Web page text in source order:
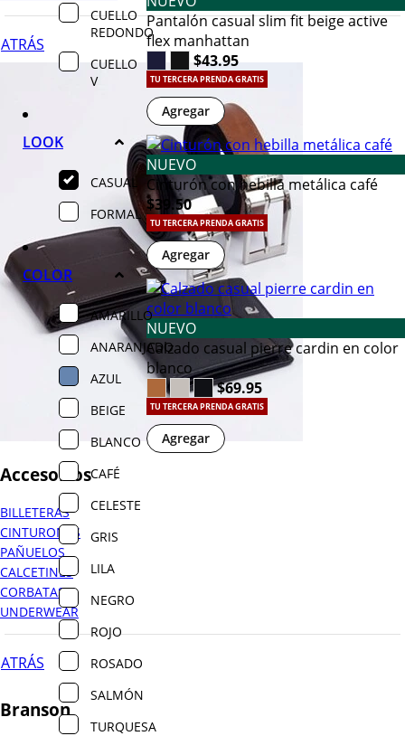
ATRÁS
Accesorios
BILLETERAS
CINTURONES
PAÑUELOS
CALCETINES
CORBATAS
UNDERWEAR
ATRÁS
Branson
CUELLO
REDONDO
CUELLO
V
LOOK
CASUAL
FORMAL
COLOR
AMARILLO
ANARANJADO
AZUL
BEIGE
BLANCO
CAFÉ
CELESTE
GRIS
LILA
NEGRO
ROJO
ROSADO
SALMÓN
TURQUESA
Pantalón casual slim fit beige active
flex manhattan
$43.95
TU TERCERA PRENDA GRATIS
Agregar
NUEVO
Cinturón con hebilla metálica café
$39.50
TU TERCERA PRENDA GRATIS
Agregar
NUEVO
Calzado casual pierre cardin en color
blanco
$69.95
TU TERCERA PRENDA GRATIS
Agregar